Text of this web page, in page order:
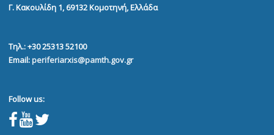
Γ. Κακουλίδη 1, 69132Κομοτηνή, Ελλάδα
Τηλ.: +30 25313 52100
Email:periferiarxis@pamth.gov.gr
Follow us: